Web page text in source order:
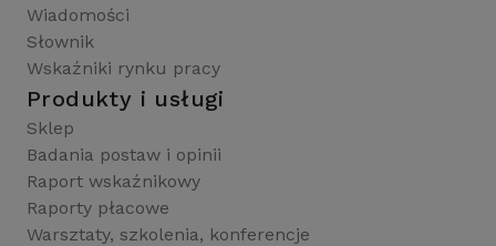
Wiadomości
Słownik
Wskaźniki rynku pracy
Produkty i usługi
Sklep
Badania postaw i opinii
Raport wskaźnikowy
Raporty płacowe
Warsztaty, szkolenia, konferencje